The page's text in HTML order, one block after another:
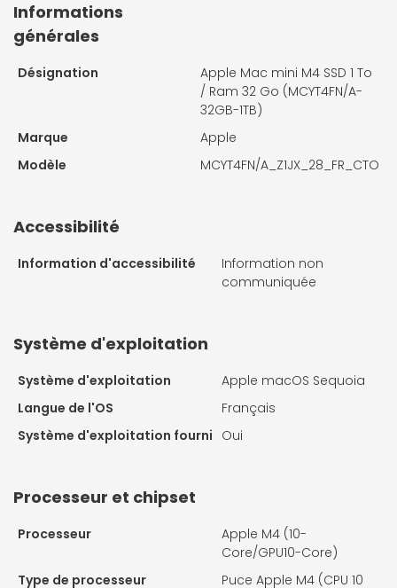
Informations
générales
Désignation
Apple Mac mini M4 SSD 1 To
/ Ram 32 Go (MCYT4FN/A-
32GB-1TB)
Marque
Apple
Modèle
MCYT4FN/A_Z1JX_28_FR_CTO
Accessibilité
Information d'accessibilité
Information non
communiquée
Système d'exploitation
Système d'exploitation
Apple macOS Sequoia
Langue de l'OS
Français
Système d'exploitation fourni Oui
Processeur et chipset
Processeur
Apple M4 (10-
Core/GPU10-Core)
Type de processeur
Puce Apple M4 (CPU 10